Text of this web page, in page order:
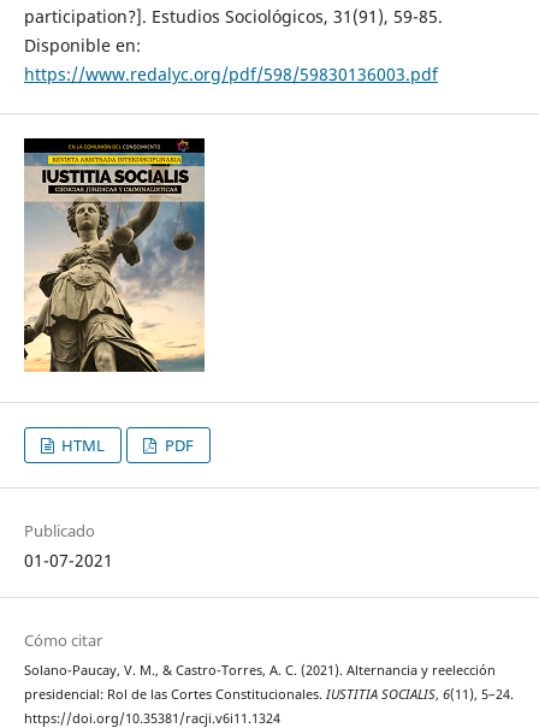
participation?]. Estudios Sociológicos, 31(91), 59-85.
Disponible en:
https://www.redalyc.org/pdf/598/59830136003.pdf
HTML PDF
Publicado
01-07-2021
Cómo citar
Solano-Paucay, V. M., & Castro-Torres, A. C. (2021). Alternancia y reelección
presidencial: Rol de las Cortes Constitucionales. IUSTITIA SOCIALIS, 6(11), 5–24.
https://doi.org/10.35381/racji.v6i11.1324